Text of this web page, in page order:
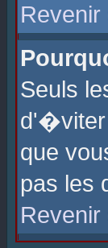
Revenir
Seuls
d'�viter
que
pas les
Revenir